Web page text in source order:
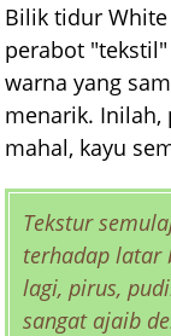
Bilik tidur
perabot
warna yang
menarik. Inilah,
mahal, kayu
Tekstur
terhadap latar
lagi, pirus,
sangat ajaib